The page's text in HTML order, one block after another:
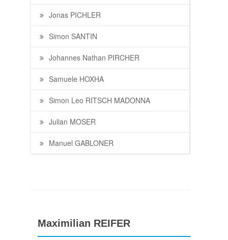
Jonas PICHLER
Simon SANTIN
Johannes Nathan PIRCHER
Samuele HOXHA
Simon Leo RITSCH MADONNA
Julian MOSER
Manuel GABLONER
Maximilian REIFER